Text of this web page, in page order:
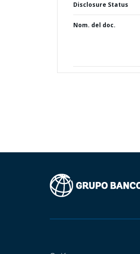
Disclosure Status
Nom. del doc.